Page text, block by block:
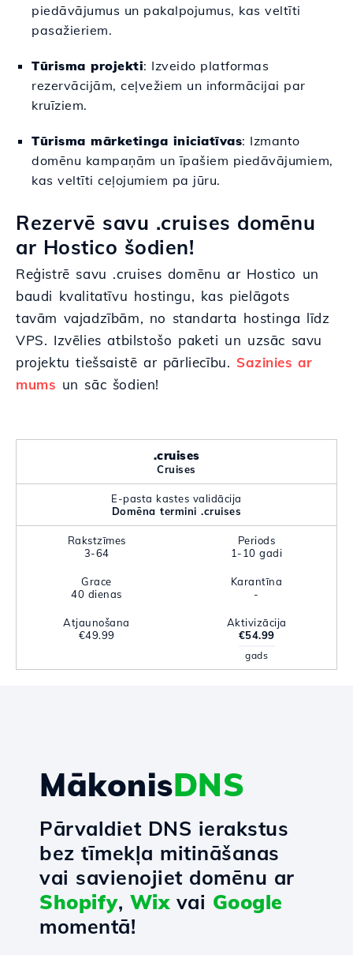
piedāvājumus un pakalpojumus, kas veltīti
pasažieriem.
Tūrisma projekti: Izveido platformas
rezervācijām, ceļvežiem un informācijai par
kruīziem.
Tūrisma mārketinga iniciatīvas: Izmanto
domēnu kampaņām un īpašiem piedāvājumiem,
kas veltīti ceļojumiem pa jūru.
Rezervē savu .cruises domēnu
ar Hostico šodien!
Reģistrē savu .cruises domēnu ar Hostico un
baudi kvalitatīvu hostingu, kas pielāgots
tavām vajadzībām, no standarta hostinga līdz
VPS. Izvēlies atbilstošo paketi un uzsāc savu
projektu tiešsaistē ar pārliecību. Sazinies ar
mums un sāc šodien!
.cruises
Cruises
E-pasta kastes validācija
Domēna termini .cruises
Rakstzīmes
3-64
Periods
1-10 gadi
Grace
40 dienas
Karantīna
-
Atjaunošana
€49.99
Aktivizācija
€54.99
gads
MākonisDNS
Pārvaldiet DNS ierakstus
bez tīmekļa mitināšanas
vai savienojiet domēnu ar
Shopify, Wixvai Google
momentā!